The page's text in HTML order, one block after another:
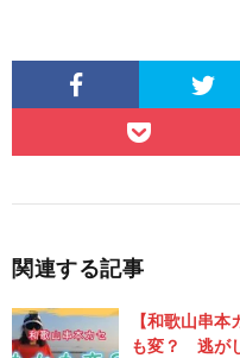
関連する記事
【和歌山串
も変？ 逃が